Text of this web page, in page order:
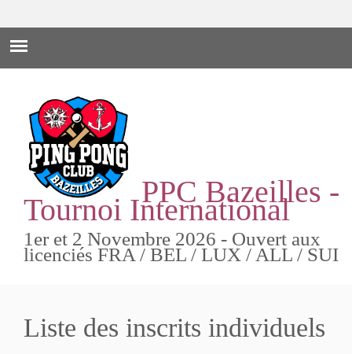
PPC Bazeilles -
Tournoi International
1er et 2 Novembre 2026 - Ouvert aux
licenciés FRA / BEL / LUX / ALL / SUI
Liste des inscrits individuels